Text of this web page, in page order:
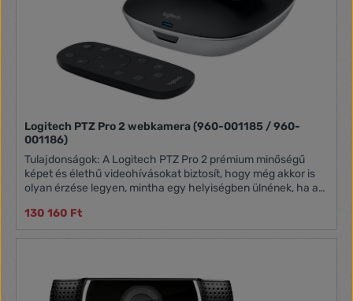
Logitech PTZ Pro 2 webkamera (960-001185 / 960-
001186)
Tulajdonságok: A Logitech PTZ Pro 2 prémium minőségű
képet és élethű videohívásokat biztosít, hogy még akkor is
olyan érzése legyen, mintha egy helyiségben ülnének, ha a
technikai fejlesztéseknek köszönhetően a kamera
lenyűgözően éles képet ad nagy felbontással, kiemelkedő
legmodernebb kameratechnológiát kínálja, beleértve a 10x-
130 160 Ft